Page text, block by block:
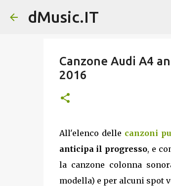
dMusic.IT
Canzone Audi A4
2016
All'elenco delle canzoni
anticipa il progresso, e
la canzone colonna
modella) e per alcuni spot